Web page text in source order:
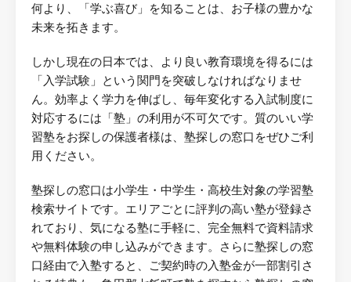
何より、「学ぶ喜び」を知ることは、お子様の豊かな
未来を拓きます。
しかし現在の日本では、より良い教育環境を得るには
「入学試験」という関門を突破しなければなりませ
ん。効率よく学力を伸ばし、毎年変化する入試制度に
対応するには「塾」の利用が不可欠です。質のいい学
習塾をお探しの保護者様は、塾探しの窓口をぜひご利
用ください。
塾探しの窓口は小学生・中学生・高校生対象の学習塾
検索サイトです。エリアごとに評判の高い塾が登録さ
れており、気になる塾に手軽に、完全無料で資料請求
や無料体験の申し込みができます。さらに塾探しの窓
口経由で入塾すると、ご契約時の入塾金が一部割引さ